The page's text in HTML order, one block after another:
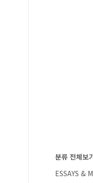
분류 전체보
ESSAYS &